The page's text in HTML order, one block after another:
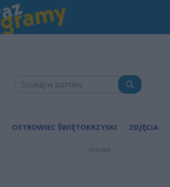
OSTROWIEC ŚWIĘTOKRZYSKI ZDJĘCIA
REKLAMA